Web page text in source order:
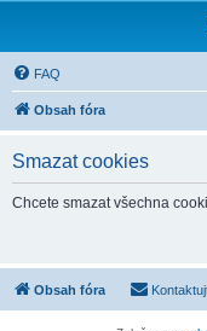
FAQ
Obsah fóra
Smazat cookies
Chcete smazat všechna
Obsah fóra